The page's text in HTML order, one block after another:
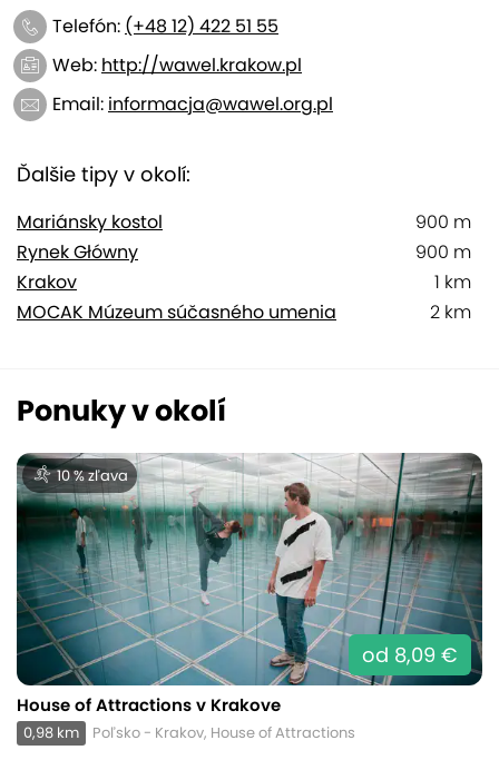
Telefón: (+48 12) 422 51 55
Web: http://wawel.krakow.pl
Email: informacja@wawel.org.pl
Ďalšie tipy v okolí:
900 m
Mariánsky kostol
900 m
Rynek Główny
1 km
Krakov
2 km
MOCAK Múzeum súčasného umenia
Ponuky v okolí
10 % zľava
od 8,09 €
House of Attractions v Krakove
0,98 km Poľsko - Krakov, House of Attractions